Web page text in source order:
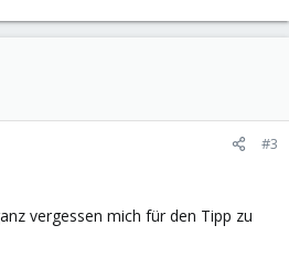
#3
vergessen mich für den Tipp zu